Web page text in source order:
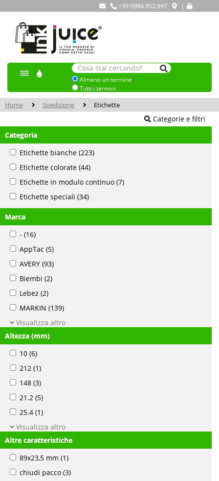
+39 0984 852.997 |
Almeno un termine
Tutti i termini
Home Spedizione Etichette
Categorie e filtri
Categoria
Etichette bianche (223)
Etichette colorate (44)
Etichette in modulo continuo (7)
Etichette speciali (34)
Marca
- (16)
AppTac (5)
AVERY (93)
Biembi (2)
Lebez (2)
MARKIN (139)
Visualizza altro
Altezza (mm)
10 (6)
212 (1)
148 (3)
21.2 (5)
25.4 (1)
Visualizza altro
Altre caratteristiche
89x23,5 mm (1)
chiudi pacco (3)